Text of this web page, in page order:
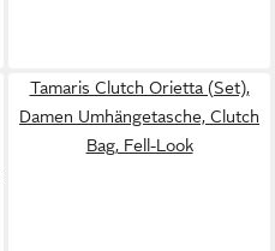
Tamaris Clutch Orietta (Set),
Damen Umhängetasche, Clutch
Bag, Fell-Look